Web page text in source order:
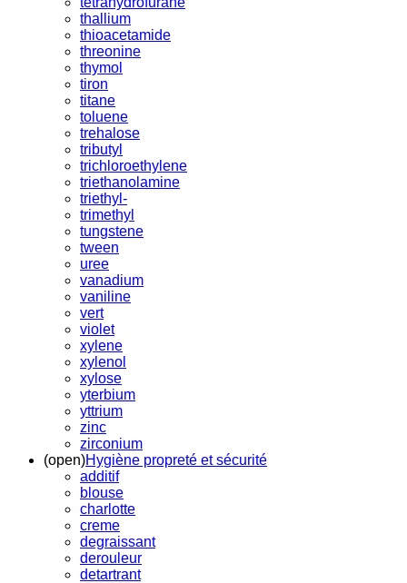
thallium
thioacetamide
threonine
thymol
tiron
titane
toluene
trehalose
tributyl
trichloroethylene
triethanolamine
triethyl-
trimethyl
tungstene
tween
uree
vanadium
vaniline
vert
violet
xylene
xylenol
xylose
yterbium
yttrium
zinc
zirconium
(open)Hygiène propreté et sécurité
additif
blouse
charlotte
creme
degraissant
derouleur
detartrant